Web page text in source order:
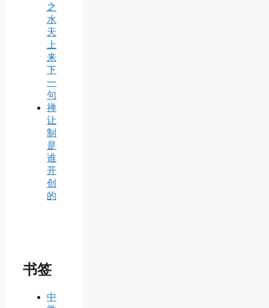
之
水
天
上
来
下
一
句
禅
让
制
是
谁
开
创
的
书签
中